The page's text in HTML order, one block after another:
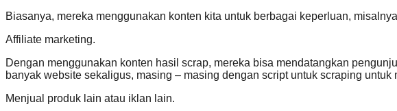
Biasanya, mereka menggunakan konten kita untuk berbagai keperluan,
Affiliate marketing.
Dengan menggunakan konten hasil scrap, mereka bisa mendatangkan
banyak website sekaligus, masing – masing dengan script untuk scraping
Menjual produk lain atau iklan lain.